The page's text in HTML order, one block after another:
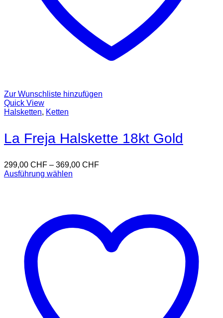
Zur Wunschliste hinzufügen
Quick View
Halsketten, Ketten
La Freja Halskette 18kt Gold
299,00 CHF – 369,00 CHF
Ausführung wählen